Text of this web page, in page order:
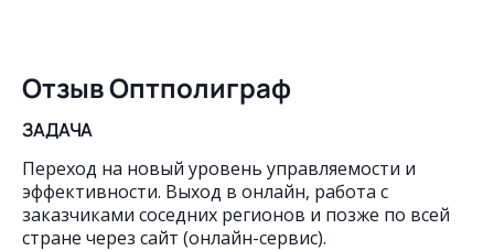
Отзыв Оптполиграф
ЗАДАЧА
Переход на новый уровень управляемости и
эффективности. Выход в онлайн, работа с
заказчиками соседних регионов и позже по всей
стране через сайт (онлайн-сервис).